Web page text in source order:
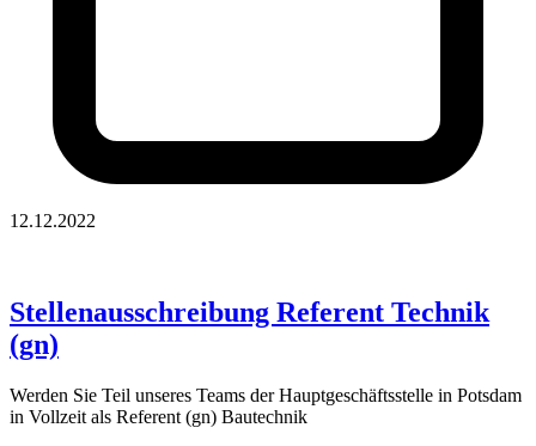
12.12.2022
Stellenausschreibung Referent Technik
(gn)
Werden Sie Teil unseres Teams der Hauptgeschäftsstelle in Potsdam
in Vollzeit als Referent (gn) Bautechnik